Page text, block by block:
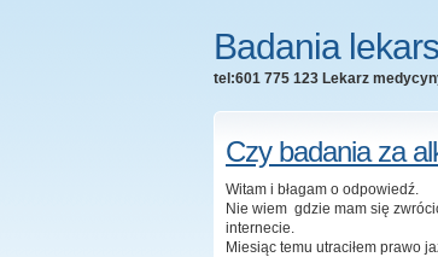
Badania
tel:601 775 123 Lekarz
Czy badania za
Witam i błagam o odpowiedź.
Nie wiem gdzie mam się
internecie.
Miesiąc temu utraciłem prawo